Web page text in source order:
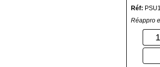
Réf:
Réappro